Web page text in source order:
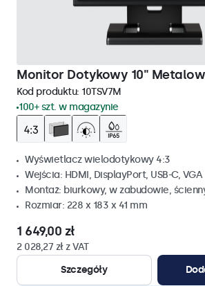
Monitor Dotykowy 10"
Kod produktu: 10TSV7M
100+ szt. w magazynie
Wyświetlacz wielodotykowy 4:3
Wejścia: HDMI, DisplayPort, USB-C, VGA
Montaż: biurkowy, w zabudowie,
Rozmiar: 228 x 183 x 41 mm
1 649,00 zł
2 028,27 zł z VAT
Szczegóły